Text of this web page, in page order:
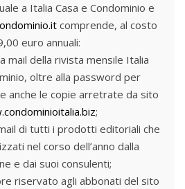
a Italia Casa e Condominio e
comprende, al costo
euro annuali:
mail della rivista mensile Italia
oltre alla password per
anche le copie arretrate da sito
;
di tutti i prodotti editoriali che
nel corso dell’anno dalla
e dai suoi consulenti;
riservato agli abbonati del sito